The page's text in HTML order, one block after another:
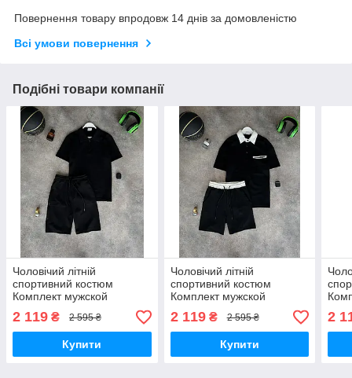
Повернення товару впродовж 14 днів за домовленістю
Всі умови повернення
Подібні товари компанії
Чоловічий літній
спортивний костюм
Комплект мужской
комплект на лето Турция
2 119 ₴ 2 595 ₴
Купити
Чоловічий літній
спортивний костюм
Комплект мужской
комплект на лето Турция
2 119₴ 2 595 ₴
Купити
2